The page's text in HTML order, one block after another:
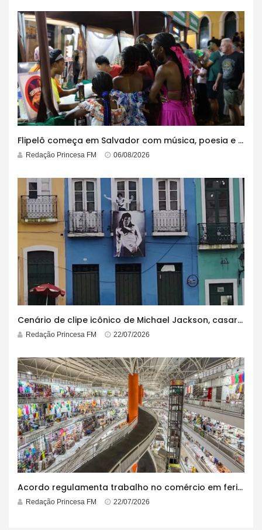
Flipelô começa em Salvador com música, poesia e grande participação
Redação Princesa FM 06/08/2026
Cenário de clipe icônico de Michael Jackson, casarão azul no centro do Pelourinho enfrenta ordem de desocupação
Redação Princesa FM 22/07/2026
Acordo regulamenta trabalho no comércio em feriados
Redação Princesa FM 22/07/2026